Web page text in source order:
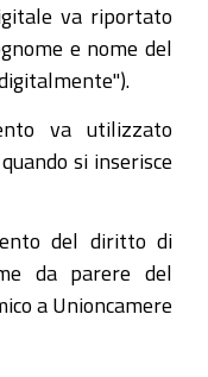
va riportato
e nome del
va utilizzato
si inserisce
del diritto di
da parere del
a Unioncamere